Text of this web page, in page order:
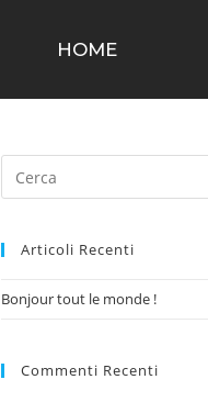
HOME
Articoli Recenti
Bonjour tout le monde !
Commenti Recenti